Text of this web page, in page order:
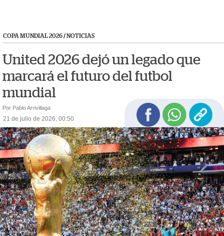
COPA MUNDIAL 2026/NOTICIAS
United 2026 dejó un legado que
marcará el futuro del futbol
mundial
Por Pablo Arrivillaga
21 de julio de 2026, 00:50